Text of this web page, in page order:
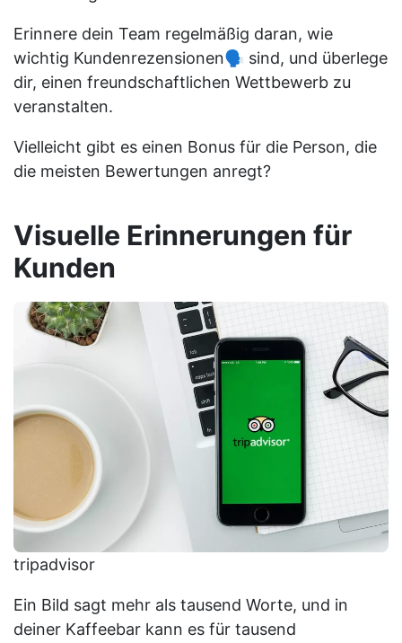
Erinnere dein Team regelmäßig daran, wie
wichtig Kundenrezensionen🗣️ sind, und überlege
dir, einen freundschaftlichen Wettbewerb zu
veranstalten.
Vielleicht gibt es einen Bonus für die Person, die
die meisten Bewertungen anregt?
Visuelle Erinnerungen für
Kunden
tripadvisor
Ein Bild sagt mehr als tausend Worte, und in
deiner Kaffeebar kann es für tausend